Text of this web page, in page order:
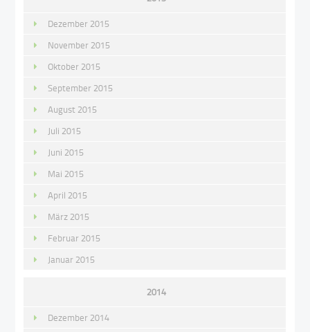
Dezember 2015
November 2015
Oktober 2015
September 2015
August 2015
Juli 2015
Juni 2015
Mai 2015
April 2015
März 2015
Februar 2015
Januar 2015
2014
Dezember 2014